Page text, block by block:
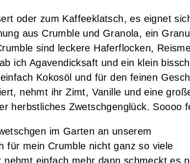
oder zum Kaffeeklatsch, es eignet
aus Crumble und Granola, ein
sind leckere Haferflocken,
ich Agavendicksaft und ein klein
Kokosöl und für den feinen
nehmt ihr Zimt, Vanille und eine
herbstliches Zwetschgenglück. Soooo
im Garten an unserem
für mein Crumble nicht ganz so viele
einfach mehr dann schmeckt es